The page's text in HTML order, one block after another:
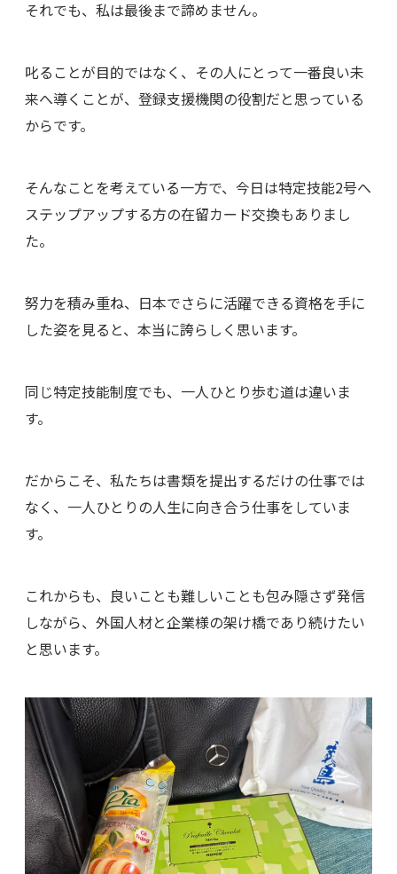
それでも、私は最後まで諦めません。
叱ることが目的ではなく、その人にとって一番良い未
来へ導くことが、登録支援機関の役割だと思っている
からです。
そんなことを考えている一方で、今日は特定技能2号へ
ステップアップする方の在留カード交換もありまし
た。
努力を積み重ね、日本でさらに活躍できる資格を手に
した姿を見ると、本当に誇らしく思います。
同じ特定技能制度でも、一人ひとり歩む道は違いま
す。
だからこそ、私たちは書類を提出するだけの仕事では
なく、一人ひとりの人生に向き合う仕事をしていま
す。
これからも、良いことも難しいことも包み隠さず発信
しながら、外国人材と企業様の架け橋であり続けたい
と思います。